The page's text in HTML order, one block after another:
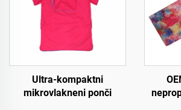
Ultra-kompaktni
mikrovlakneni ponči